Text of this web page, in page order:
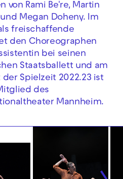
von Rami Be're, Martin
Megan Doheny. Im
freischaffende
den Choreographen
bei seinen
Staatsballett und am
der Spielzeit 2022.23 ist
des
Mannheim.